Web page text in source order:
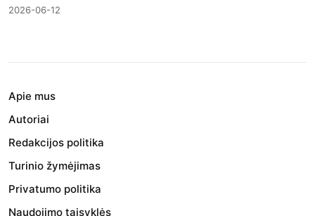
2026-06-12
Apie mus
Autoriai
Redakcijos politika
Turinio žymėjimas
Privatumo politika
Naudojimo taisyklės